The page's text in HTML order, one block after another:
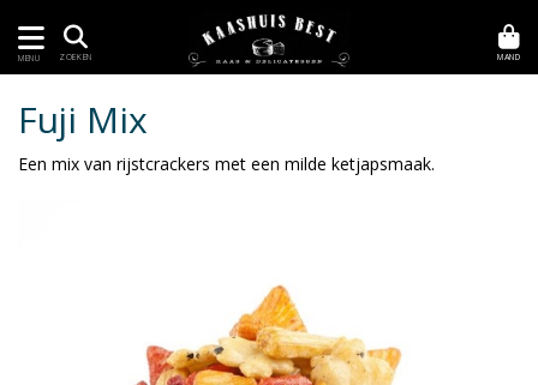
MENU ZOEKEN MAND
Fuji Mix
Een mix van rijstcrackers met een milde ketjapsmaak.